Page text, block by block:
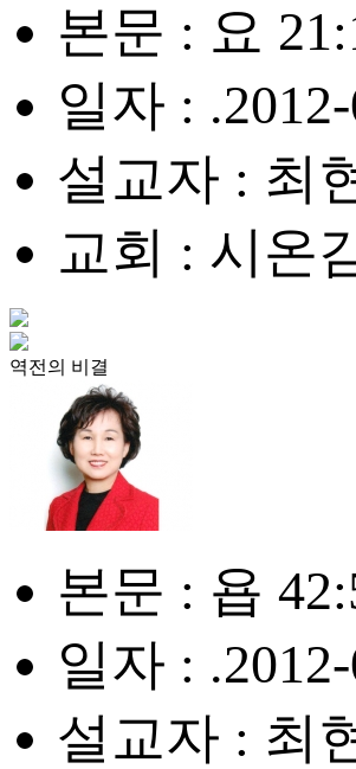
본문 : 요
일자 :
설교자 : 최
교회 : 시온
역전의 비결
본문 : 욥
일자 :
설교자 : 최